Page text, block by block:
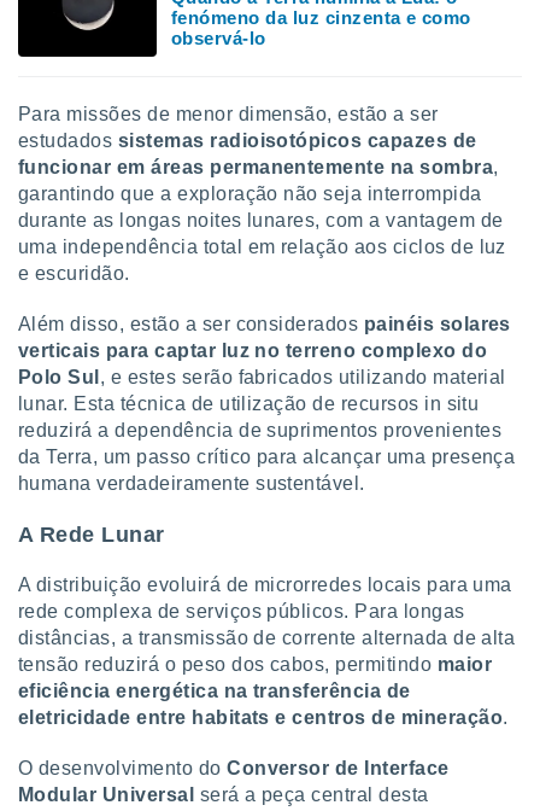
através
estudos
de
1199
fenómeno da luz cinzenta e como
observá-lo
Para missões de menor dimensão, estão a ser
estudados sistemas radioisotópicos capazes de
funcionar em áreas permanentemente na sombra,
garantindo que a exploração não seja interrompida
durante as longas noites lunares, com a vantagem de
uma independência total em relação aos ciclos de luz
e escuridão.
Além disso, estão a ser considerados painéis solares
verticais para captar luz no terreno complexo do
Polo Sul , e estes serão fabricados utilizando material
lunar. Esta técnica de utilização de recursos in situ
reduzirá a dependência de suprimentos provenientes
da Terra, um passo crítico para alcançar uma presença
humana verdadeiramente sustentável.
A Rede Lunar
A distribuição evoluirá de microrredes locais para uma
rede complexa de serviços públicos. Para longas
distâncias, a transmissão de corrente alternada de alta
tensão reduzirá o peso dos cabos, permitindo maior
eficiência energética na transferência de
eletricidade entre habitats e centros de mineração.
O desenvolvimento doConversor de Interface
Modular Universal será a peça central desta